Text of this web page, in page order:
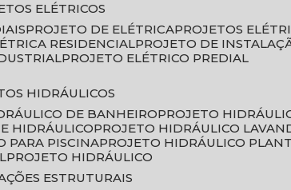
ELÉTRICOS
PROJETO DE ELÉTRICA
PROJETOS
RESIDENCIAL
PROJETO DE
PROJETO ELÉTRICO PREDIAL
HIDRÁULICOS
DE BANHEIRO
PROJETO
E HIDRÁULICO
PROJETO HIDRÁULICO
PARA PISCINA
PROJETO HIDRÁULICO
PROJETO HIDRÁULICO
ESTRUTURAIS